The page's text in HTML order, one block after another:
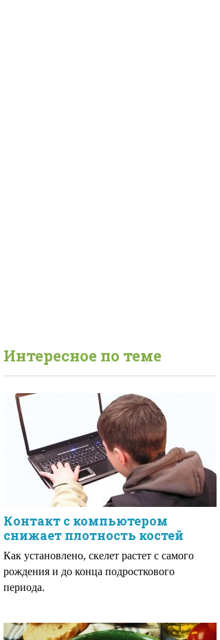
Интересное по теме
Контакт с компьютером
снижает плотность костей
Как установлено, скелет растет с самого
рождения и до конца подросткового
периода.